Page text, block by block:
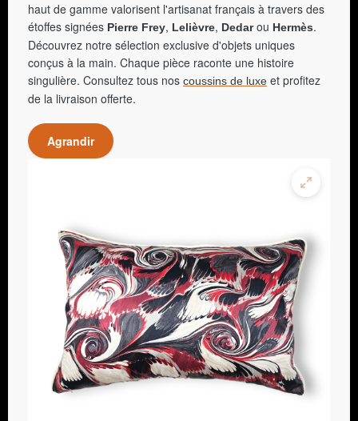
haut de gamme valorisent l'artisanat français à travers des
étoffes signées Pierre Frey, Lelièvre, Dedarou Hermès.
Découvrez notre sélection exclusive d'objets uniques
conçus à la main. Chaque pièce raconte une histoire
singulière. Consultez tous nos coussins de luxe et profitez
de la livraison offerte.
Agrandir